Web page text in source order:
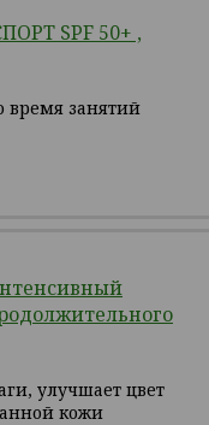
SPF 50+ ,
время занятий
улучшает цвет
кожи